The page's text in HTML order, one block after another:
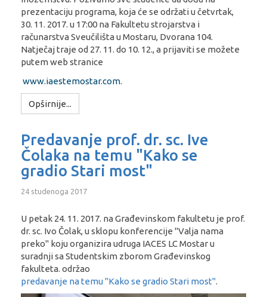
prezentaciju programa, koja će se održati u četvrtak,
30. 11. 2017. u 17:00 na Fakultetu strojarstva i
računarstva Sveučilišta u Mostaru, Dvorana 104.
Natječaj traje od 27. 11. do 10. 12., a prijaviti se možete
putem web stranice
www.iaestemostar.com.
Opširnije...
Predavanje prof. dr. sc. Ive
Čolaka na temu "Kako se
gradio Stari most"
24 studenoga 2017
U petak 24. 11. 2017. na Građevinskom fakultetu je prof.
dr. sc. Ivo Čolak, u sklopu konferencije "Valja nama
preko" koju organizira udruga IACES LC Mostar u
suradnji sa Studentskim zborom Građevinskog
fakulteta. održao
predavanje na temu "Kako se gradio Stari most".